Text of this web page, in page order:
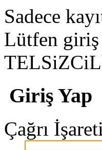
Sadece
Lütfen giriş
Giriş Yap
Çağrı